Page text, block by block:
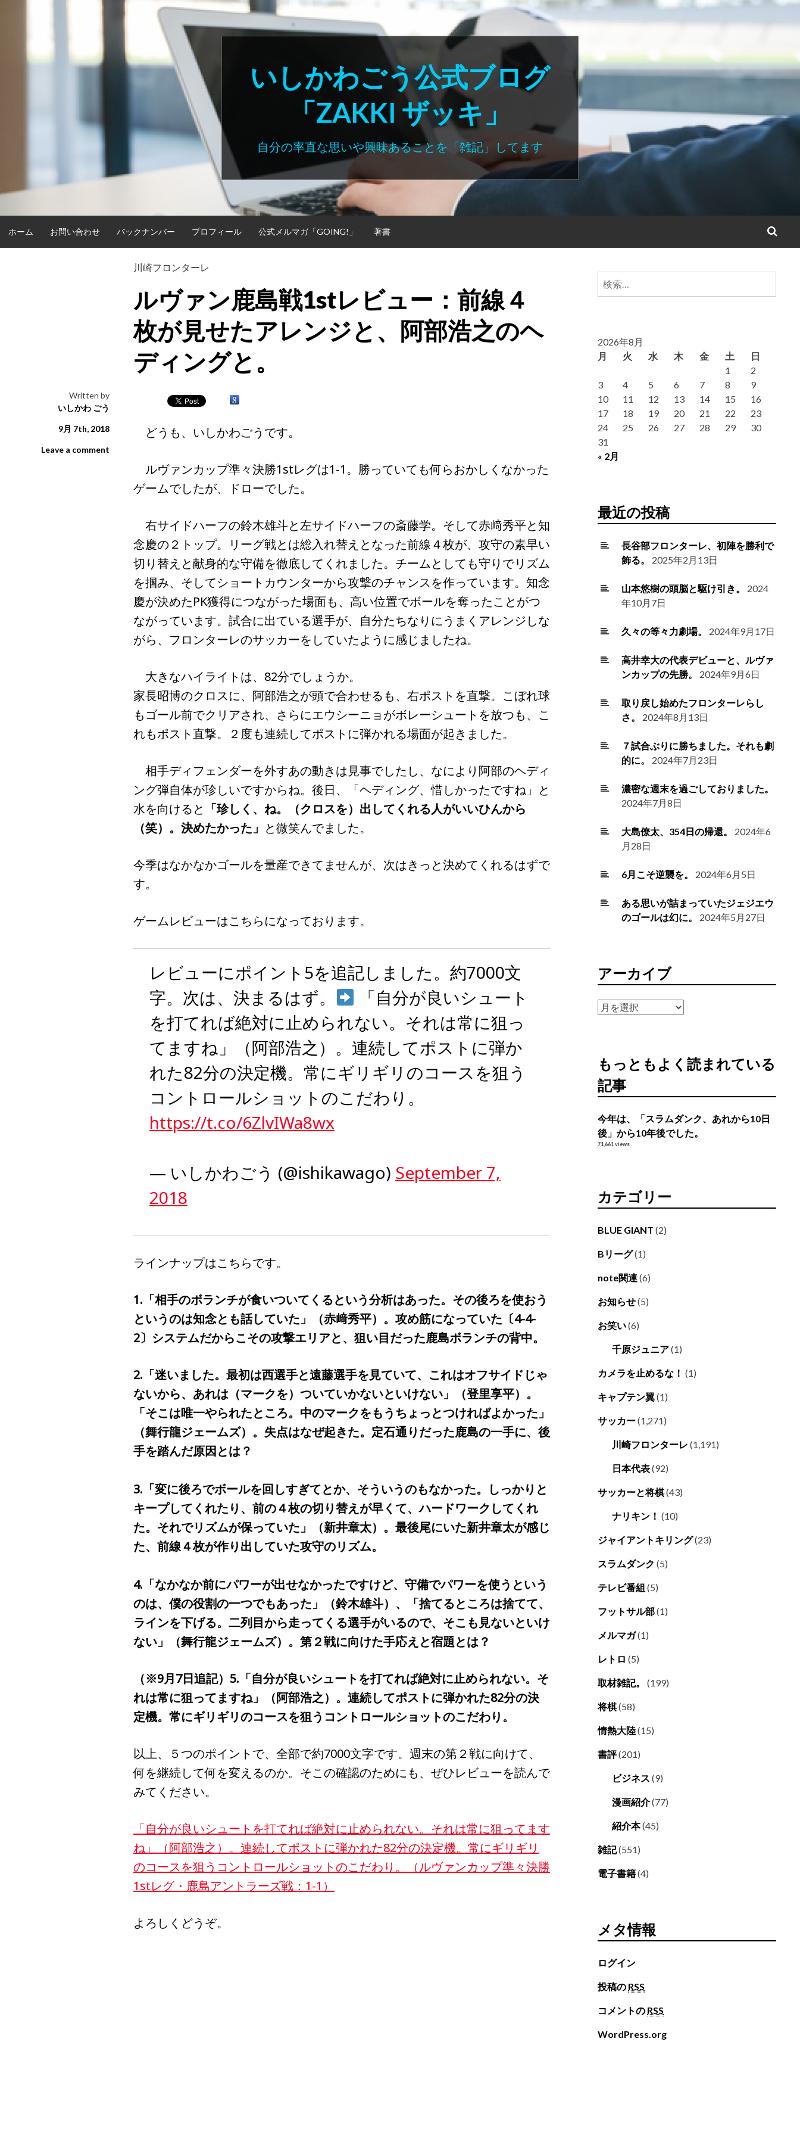
いしかわごう公式ブログ
「ZAKKI ザッキ」
自分の率直な思いや興味あることを「雑記」してます
ホーム お問い合わせ バックナンバー プロフィール 公式メルマガ「GOING!」 著書
川崎フロンターレ
ルヴァン鹿島戦1stレビュー：前線４
枚が見せたアレンジと、阿部浩之のヘ
ディングと。
Written by
いしかわ ごう
9月 7th, 2018
Leave a comment
どうも、いしかわごうです。
ルヴァンカップ準々決勝1stレグは1-1。勝っていても何らおかしくなかった
ゲームでしたが、ドローでした。
右サイドハーフの鈴木雄斗と左サイドハーフの斎藤学。そして赤﨑秀平と知
念慶の２トップ。リーグ戦とは総入れ替えとなった前線４枚が、攻守の素早い
切り替えと献身的な守備を徹底してくれました。チームとしても守りでリズム
を掴み、そしてショートカウンターから攻撃のチャンスを作っています。知念
慶が決めたPK獲得につながった場面も、高い位置でボールを奪ったことがつ
ながっています。試合に出ている選手が、自分たちなりにうまくアレンジしな
がら、フロンターレのサッカーをしていたように感じましたね。
大きなハイライトは、82分でしょうか。
家長昭博のクロスに、阿部浩之が頭で合わせるも、右ポストを直撃。こぼれ球
もゴール前でクリアされ、さらにエウシーニョがボレーシュートを放つも、こ
れもポスト直撃。２度も連続してポストに弾かれる場面が起きました。
相手ディフェンダーを外すあの動きは見事でしたし、なにより阿部のヘディ
ング弾自体が珍しいですからね。後日、「ヘディング、惜しかったですね」と
水を向けると 「珍しく、ね。（クロスを）出してくれる人がいいひんから
（笑）。決めたかった」 と微笑んでました。
今季はなかなかゴールを量産できてませんが、次はきっと決めてくれるはずで
す。
ゲームレビューはこちらになっております。
レビューにポイント5を追記しました。約7000文
字。次は、決まるはず。
「自分が良いシュート
を打てれば絶対に止められない。それは常に狙っ
てますね」（阿部浩之）。連続してポストに弾か
れた82分の決定機。常にギリギリのコースを狙う
コントロールショットのこだわり。
https://t.co/6ZlvIWa8wx
— いしかわごう (@ishikawago) September 7,
2018
ラインナップはこちらです。
1.「相手のボランチが食いついてくるという分析はあった。その後ろを使おう
というのは知念とも話していた」（赤﨑秀平）。攻め筋になっていた〔4-4-
2〕システムだからこその攻撃エリアと、狙い目だった鹿島ボランチの背中。
2.「迷いました。最初は西選手と遠藤選手を見ていて、これはオフサイドじゃ
ないから、あれは（マークを）ついていかないといけない」（登里享平）。
「そこは唯一やられたところ。中のマークをもうちょっとつければよかった」
（舞行龍ジェームズ）。失点はなぜ起きた。定石通りだった鹿島の一手に、後
手を踏んだ原因とは？
3.「変に後ろでボールを回しすぎてとか、そういうのもなかった。しっかりと
キープしてくれたり、前の４枚の切り替えが早くて、ハードワークしてくれ
た。それでリズムが保っていた」（新井章太）。最後尾にいた新井章太が感じ
た、前線４枚が作り出していた攻守のリズム。
4.「なかなか前にパワーが出せなかったですけど、守備でパワーを使うという
のは、僕の役割の一つでもあった」（鈴木雄斗）、「捨てるところは捨てて、
ラインを下げる。二列目から走ってくる選手がいるので、そこも見ないといけ
ない」（舞行龍ジェームズ）。第２戦に向けた手応えと宿題とは？
（※9月7日追記）5.「自分が良いシュートを打てれば絶対に止められない。そ
れは常に狙ってますね」（阿部浩之）。連続してポストに弾かれた82分の決
定機。常にギリギリのコースを狙うコントロールショットのこだわり。
以上、５つのポイントで、全部で約7000文字です。週末の第２戦に向けて、
何を継続して何を変えるのか。そこの確認のためにも、ぜひレビューを読んで
みてください。
「自分が良いシュートを打てれば絶対に止められない。それは常に狙ってます
ね」（阿部浩之）。連続してポストに弾かれた82分の決定機。常にギリギリ
のコースを狙うコントロールショットのこだわり。（ルヴァンカップ準々決勝
1stレグ・鹿島アントラーズ戦：1-1）
よろしくどうぞ。
検
2026年8月
月
火 水 木 金 土 日
« 2月
1
2
3
4 5 6 7 8
9
10
11 12 13 14 15
16
17
18 19 20 21 22
23
24
25 26 27 28 29
30
31
最近の投稿
長谷部フロンターレ、初陣を勝利で
飾る。
2025年2月13日
山本悠樹の頭脳と駆け引き。
2024
年10月7日
久々の等々力劇場。 2024年9月17日
高井幸大の代表デビューと、ルヴァ
ンカップの先勝。
2024年9月6日
取り戻し始めたフロンターレらし
さ。
2024年8月13日
７試合ぶりに勝ちました。それも劇
的に。
2024年7月23日
濃密な週末を過ごしておりました。
2024年7月8日
大島僚太、354日の帰還。
2024年6
月28日
6月こそ逆襲を。 2024年6月5日
ある思いが詰まっていたジェジエウ
のゴールは幻に。
2024年5月27日
アーカイブ
ア
ブ
もっともよく読まれている
記事
今年は、「スラムダンク、あれから10日
後」から10年後でした。
71,661 views
カテゴリー
BLUE GIANT (2)
Bリーグ(1)
note関連(6)
お知らせ(5)
お笑い(6)
千原ジュニア(1)
カメラを止めるな！ (1)
キャプテン翼(1)
サッカー(1,271)
川崎フロンターレ (1,191)
日本代表(92)
サッカーと将棋(43)
ナリキン！ (10)
ジャイアントキリング(23)
スラムダンク (5)
テレビ番組 (5)
フットサル部(1)
メルマガ(1)
レトロ (5)
取材雑記。 (199)
将棋(58)
情熱大陸(15)
書評(201)
ビジネス (9)
漫画紹介(77)
紹介本(45)
雑記(551)
電子書籍(4)
メタ情報
ログイン
投稿の RSS
コメントの RSS
WordPress.org